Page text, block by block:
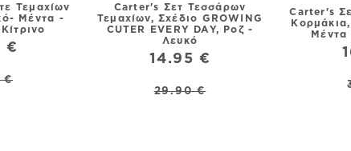
Τεμαχίων
Μέντα -
€
€
Carter's Σετ Τεσσάρων
Τεμαχίων, Σχέδιο GROWING
CUTER EVERY DAY, Ροζ -
Λευκό
14.95 €
29.90 €
Carter's
Μέντα